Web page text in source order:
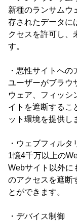
新種のランサムウ
存されたデータに
クセスを許可し、
す。
・悪性サイトへ
ユーザーがブラウ
ウェア、フィッシ
イトを遮断するこ
ット環境を提供し
・ウェブフィルタ
1憶4千万以上の
Webサイト以外に
のアクセスを遮断
とができます。
・デバイス制御